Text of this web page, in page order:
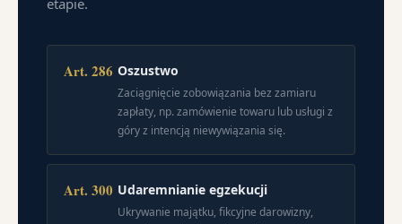
Art. 286 Oszustwo
Zaciągnięcie zobowiązania bez zamiaru
zapłaty, np. zamówienie towaru lub usługi z
góry z intencją niewywiązania się.
Art. 300 Udaremnianie egzekucji
Ukrywanie majątku, fikcyjne darowizny,